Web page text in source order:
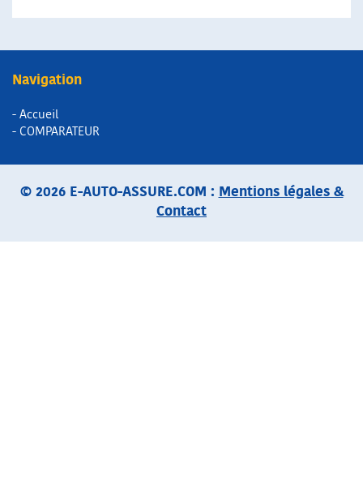
Navigation
- Accueil
- COMPARATEUR
© 2026 E-AUTO-ASSURE.COM : Mentions légales &
Contact